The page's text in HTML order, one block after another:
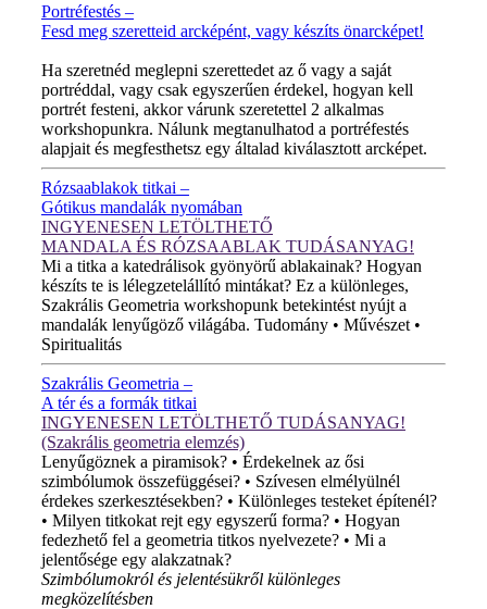
Portréfestés –
Fesd meg szeretteid arcképént, vagy készíts önarcképet!
Ha szeretnéd meglepni szerettedet az ő vagy a saját
portréddal, vagy csak egyszerűen érdekel, hogyan kell
portrét festeni, akkor várunk szeretettel 2 alkalmas
workshopunkra. Nálunk megtanulhatod a portréfestés
alapjait és megfesthetsz egy általad kiválasztott arcképet.
Rózsaablakok titkai –
Gótikus mandalák nyomában
INGYENESEN LETÖLTHETŐ
MANDALA ÉS RÓZSAABLAK TUDÁSANYAG!
Mi a titka a katedrálisok gyönyörű ablakainak? Hogyan
készíts te is lélegzetelállító mintákat? Ez a különleges,
Szakrális Geometria workshopunk betekintést nyújt a
mandalák lenyűgöző világába. Tudomány • Művészet •
Spiritualitás
Szakrális Geometria –
A tér és a formák titkai
INGYENESEN LETÖLTHETŐ TUDÁSANYAG!
(Szakrális geometria elemzés)
Lenyűgöznek a piramisok? • Érdekelnek az ősi
szimbólumok összefüggései? • Szívesen elmélyülnél
érdekes szerkesztésekben? • Különleges testeket építenél?
• Milyen titkokat rejt egy egyszerű forma? • Hogyan
fedezhető fel a geometria titkos nyelvezete? • Mi a
jelentősége egy alakzatnak?
Szimbólumokról és jelentésükről különleges
megközelítésben